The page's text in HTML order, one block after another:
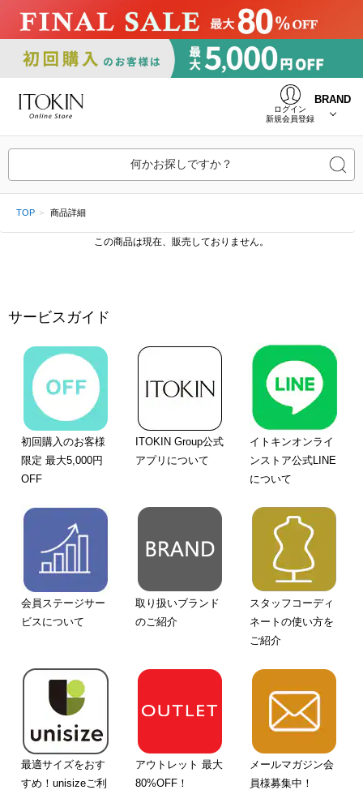
ログイン
新規会員登録
BRAND
何かお探しですか？
TOP 商品詳細
この商品は現在、販売しておりません。
サービスガイド
初回購入のお客様
限定 最大5,000円
OFF
ITOKIN Group公式
アプリについて
イトキンオンライ
ンストア公式LINE
について
会員ステージサー
ビスについて
取り扱いブランド
のご紹介
スタッフコーディ
ネートの使い方を
ご紹介
最適サイズをおす
すめ！unisizeご利
アウトレット 最大
80%OFF！
メールマガジン会
員様募集中！